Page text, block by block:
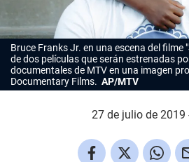
Bruce Franks Jr. en una escena del filme
de dos películas que serán estrenadas
documentales de MTV en una imagen
Documentary Films. AP/MTV
27 de julio de 2019